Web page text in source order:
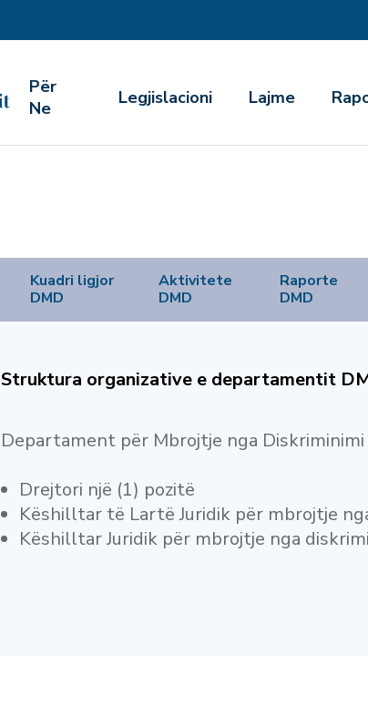
Për
Ne
Legjislacioni Lajme
Kuadri ligjor
DMD
Aktivitete
DMD
Raporte
DMD
Struktura organizative e departamentit
Departament për Mbrojtje nga
Drejtori një (1) pozitë
Këshilltar të Lartë Juridik për mbrojtje
Këshilltar Juridik për mbrojtje nga